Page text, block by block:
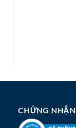
CHỨNG NHẬN